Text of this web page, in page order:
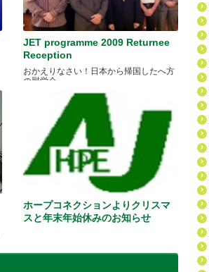
JET programme 2009 Returnee
Reception
おかえりなさい！日本から帰国したへ方
の慰労会
ホープコネクションよりクリスマ
スと年末年始休みのお知らせ